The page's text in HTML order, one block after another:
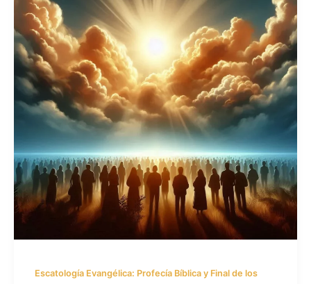
Escatología Evangélica: Profecía Bíblica y Final de los